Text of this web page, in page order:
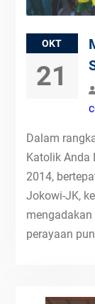
OKT
21
Dalam
Katolik Anda
2014,
Jokowi-JK,
perayaan